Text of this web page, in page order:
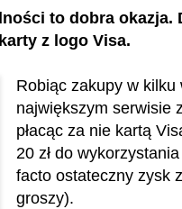
to dobra
z logo Visa.
Robiąc zakupy w
największym serwisie
płacąc za nie kartą
20 zł do
facto ostateczny zysk
groszy).